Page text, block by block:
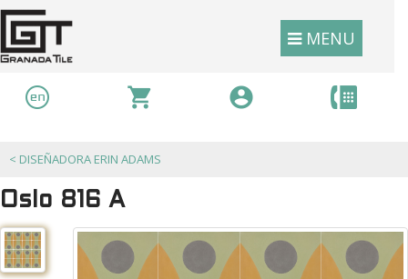
MENU
< DISEÑADORA ERIN ADAMS
Oslo 816 A